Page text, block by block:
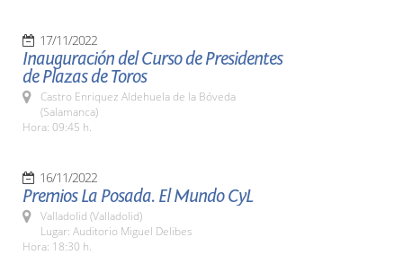
17/11/2022
Inauguración del Curso de Presidentes
de Plazas de Toros
Castro Enriquez Aldehuela de la Bóveda
(Salamanca)
Hora: 09:45 h.
16/11/2022
Premios La Posada. El Mundo CyL
Valladolid (Valladolid)
Lugar: Auditorio Miguel Delibes
Hora: 18:30 h.